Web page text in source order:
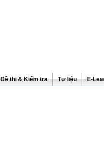
Đề thi & Kiểm tra Tư liệu E-